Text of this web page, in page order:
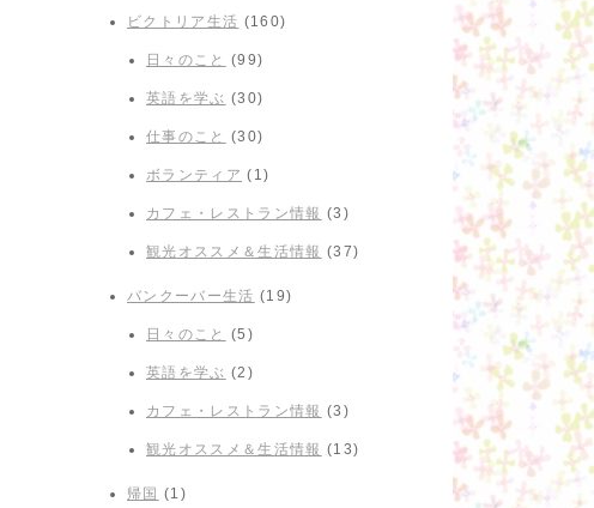
ビクトリア生活 (160)
日々のこと (99)
英語を学ぶ (30)
仕事のこと (30)
ボランティア (1)
カフェ・レストラン情報 (3)
観光オススメ＆生活情報 (37)
バンクーバー生活 (19)
日々のこと (5)
英語を学ぶ (2)
カフェ・レストラン情報 (3)
観光オススメ＆生活情報 (13)
帰国 (1)